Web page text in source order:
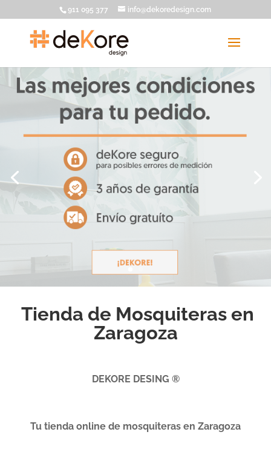
911 095 377 info@dekoredesign.com
Tienda de Mosquiteras en
Zaragoza
DEKORE DESING ®
Tu tienda online de mosquiteras en Zaragoza